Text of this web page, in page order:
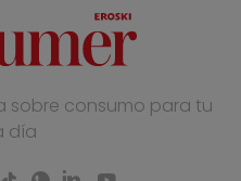
sobre consumo para tu
día